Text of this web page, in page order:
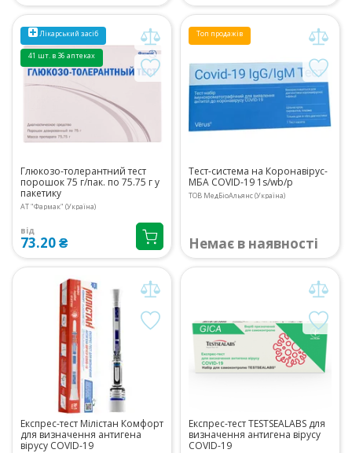
Лікарський засіб
41 шт. в 36 аптеках
Глюкозо-толерантний тест
порошок 75 г/пак. по 75.75 г у
пакетику
АТ "Фармак" (Україна)
від
73.20 ₴
Топ продажів
Тест-система на Коронавірус-
МБА COVID-19 1s/wb/p
ТОВ МедБіоАльянс (Україна)
Немає в наявності
Експрес-тест Мілістан Комфорт
для визначення антигена
вірусу COVID-19
Експрес-тест TESTSEALABS для
визначення антигена вірусу
COVID-19